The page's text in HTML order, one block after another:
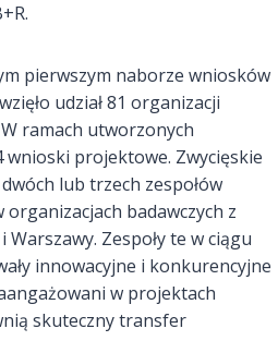
pierwszym naborze wniosków
udział 81 organizacji
W ramach utworzonych
wnioski projektowe. Zwycięskie
lub trzech zespołów
organizacjach badawczych z
Zespoły te w ciągu
innowacyjne i konkurencyjne
w projektach
skuteczny transfer